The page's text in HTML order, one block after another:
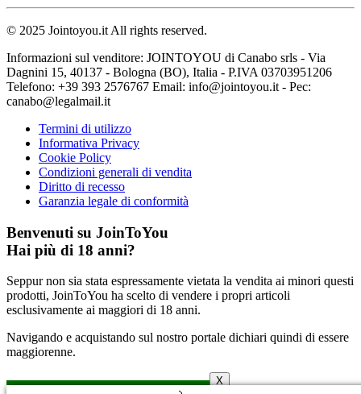
© 2025 Jointoyou.it All rights reserved.
Informazioni sul venditore: JOINTOYOU di Canabo srls - Via
Dagnini 15, 40137 - Bologna (BO), Italia - P.IVA 03703951206
Telefono: ‪+39 393 2576767‬ Email: info@jointoyou.it - Pec:
canabo@legalmail.it
Termini di utilizzo
Informativa Privacy
Cookie Policy
Condizioni generali di vendita
Diritto di recesso
Garanzia legale di conformità
Benvenuti su JoinToYou
Hai più di 18 anni?
Seppur non sia stata espressamente vietata la vendita ai minori questi
prodotti, JoinToYou ha scelto di vendere i propri articoli
esclusivamente ai maggiori di 18 anni.
Navigando e acquistando sul nostro portale dichiari quindi di essere
maggiorenne.
X